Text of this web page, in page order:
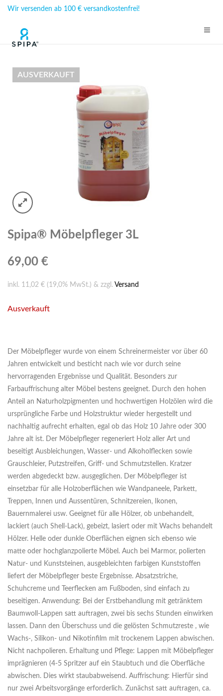
Wir versenden ab 100 € versandkostenfrei!
AUSVERKAUFT
Spipa® Möbelpfleger 3L
69,00 €
inkl. 11,02 € (19,0% MwSt.) & zzgl. Versand
Ausverkauft
Der Möbelpfleger wurde von einem Schreinermeister vor über 60
Jahren entwickelt und besticht nach wie vor durch seine
hervorragenden Ergebnisse und Qualität. Besonders zur
Farbauffrischung alter Möbel bestens geeignet. Durch den hohen
Anteil an Naturholzpigmenten und hochwertigen Holzölen wird die
ursprüngliche Farbe und Holzstruktur wieder hergestellt und
nachhaltig aufrecht erhalten, egal ob das Holz 10 Jahre oder 300
Jahre alt ist. Der Möbelpfleger regeneriert Holz aller Art und
beseitigt Ausbleichungen, Wasser- und Alkoholflecken sowie
Grauschleier, Putzstreifen, Griff- und Schmutzstellen. Kratzer
werden abgedeckt bzw. ausgeglichen. Der Möbelpfleger ist
einsetzbar für alle Holzoberflächen wie Wandpaneele, Parkett,
Treppen, Innen und Aussentüren, Schnitzereien, Ikonen,
Bauernmalerei usw. Geeignet für alle Hölzer, ob unbehandelt,
lackiert (auch Shell-Lack), gebeizt, lasiert oder mit Wachs behandelt
Hölzer. Helle oder dunkle Oberflächen eignen sich ebenso wie
matte oder hochglanzpolierte Möbel. Auch bei Marmor, polierten
Natur- und Kunststeinen, ausgebleichten farbigen Kunststoffen
liefert der Möbelpfleger beste Ergebnisse. Absatzstriche,
Schuhcreme und Teerflecken am Fußboden, sind einfach zu
beseitigen. Anwendung: Bei der Erstbehandlung mit getränktem
Baumwoll-Lappen satt auftragen, zwei bis sechs Stunden einwirken
lassen. Dann den Überschuss und die gelösten Schmutzreste , wie
Wachs-, Silikon- und Nikotinfilm mit trockenem Lappen abwischen.
Nicht nachpolieren. Erhaltung und Pflege: Lappen mit Möbelpfleger
imprägnieren (4-5 Spritzer auf ein Staubtuch und die Oberfläche
abwischen. Dies wirkt staubabweisend. Auffrischung: Hierfür sind
nur zwei Arbeitsvorgänge erforderlich. Zunächst satt auftragen, ca.